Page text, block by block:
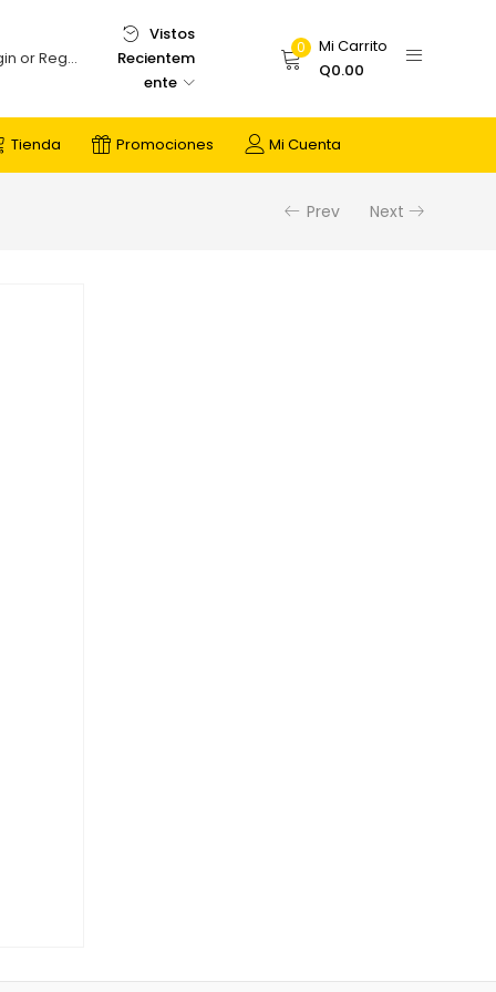
Login or Register
Vistos
Recientem
ente
0
Mi Carrito
Q0.00
Tienda Promociones Mi Cuenta
Prev Next